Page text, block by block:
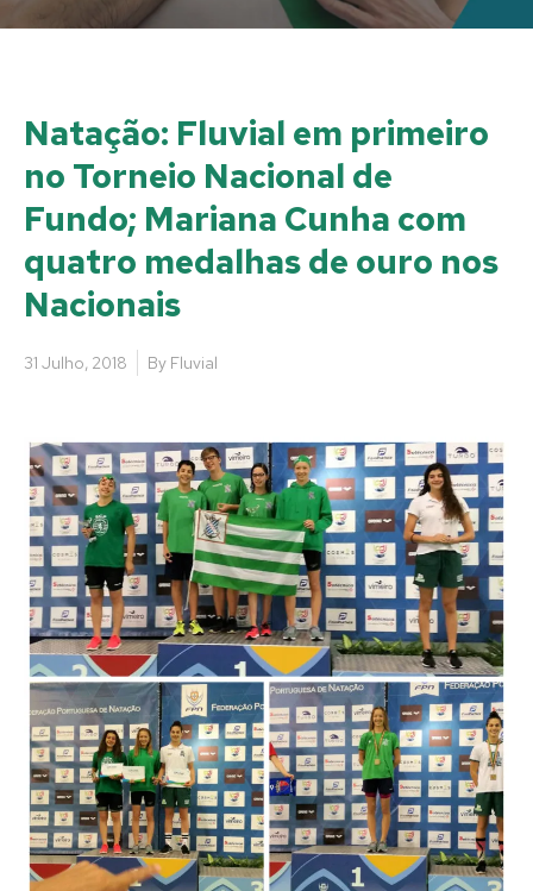
Natação: Fluvial em primeiro
no Torneio Nacional de
Fundo; Mariana Cunha com
quatro medalhas de ouro nos
Nacionais
31 Julho, 2018 By Fluvial